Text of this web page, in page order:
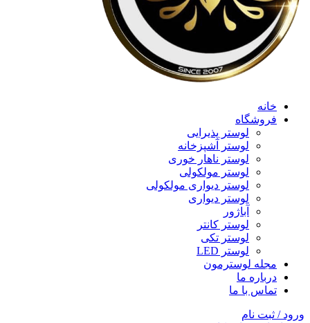
خانه
فروشگاه
لوستر پذیرایی
لوستر آشپزخانه
لوستر ناهار خوری
لوستر مولکولی
لوستر دیواری مولکولی
لوستر دیواری
آباژور
لوستر کانتر
لوستر تکی
لوستر LED
مجله لوسترمون
درباره ما
تماس با ما
ورود / ثبت نام